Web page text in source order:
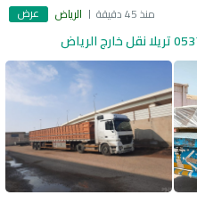
منذ 45 دقيقة الرياض عرض